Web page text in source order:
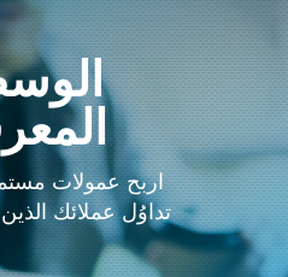
اربح عمولات
تداوُل عملائك